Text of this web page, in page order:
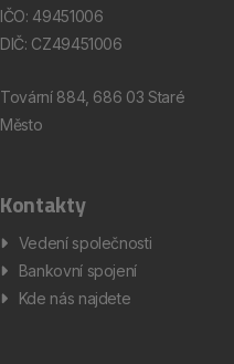
IČO: 49451006
DIČ: CZ49451006
Tovární 884, 686 03 Staré
Město
Kontakty
Vedení společnosti
Bankovní spojení
Kde nás najdete